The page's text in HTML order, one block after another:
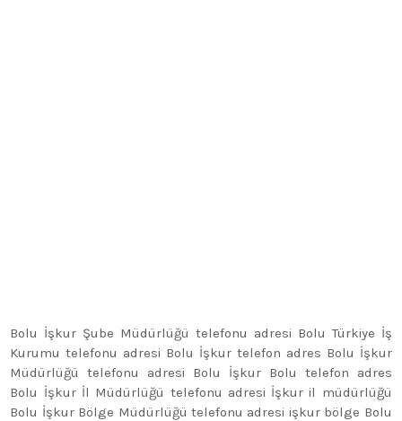
Bolu İşkur Şube Müdürlüğü telefonu adresi Bolu Türkiye İş
Kurumu telefonu adresi Bolu İşkur telefon adres Bolu İşkur
Müdürlüğü telefonu adresi Bolu İşkur Bolu telefon adres
Bolu İşkur İl Müdürlüğü telefonu adresi İşkur il müdürlüğü
Bolu İşkur Bölge Müdürlüğü telefonu adresi işkur bölge Bolu